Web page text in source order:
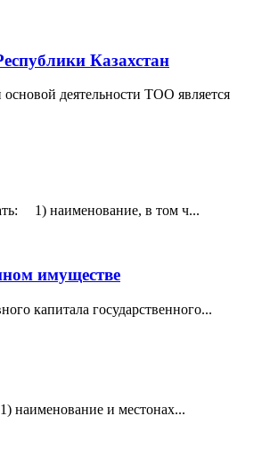
Казахстан
деятельности ТОО является
1) наименование, в том ч...
имуществе
капитала государственного...
наименование и местонах...